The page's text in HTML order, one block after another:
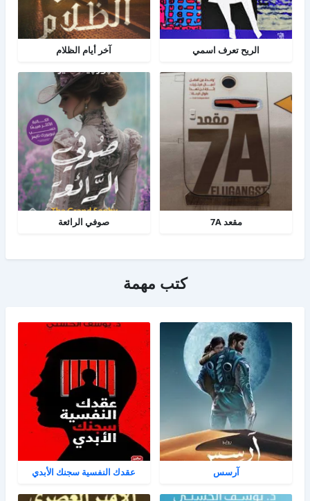
الريح تعرف اسمي آخر أيام الظلام
مقعد 7A صوفي الرائعة
كتب مهمة
آرسس عقدك النفسية سجنك الأبدي